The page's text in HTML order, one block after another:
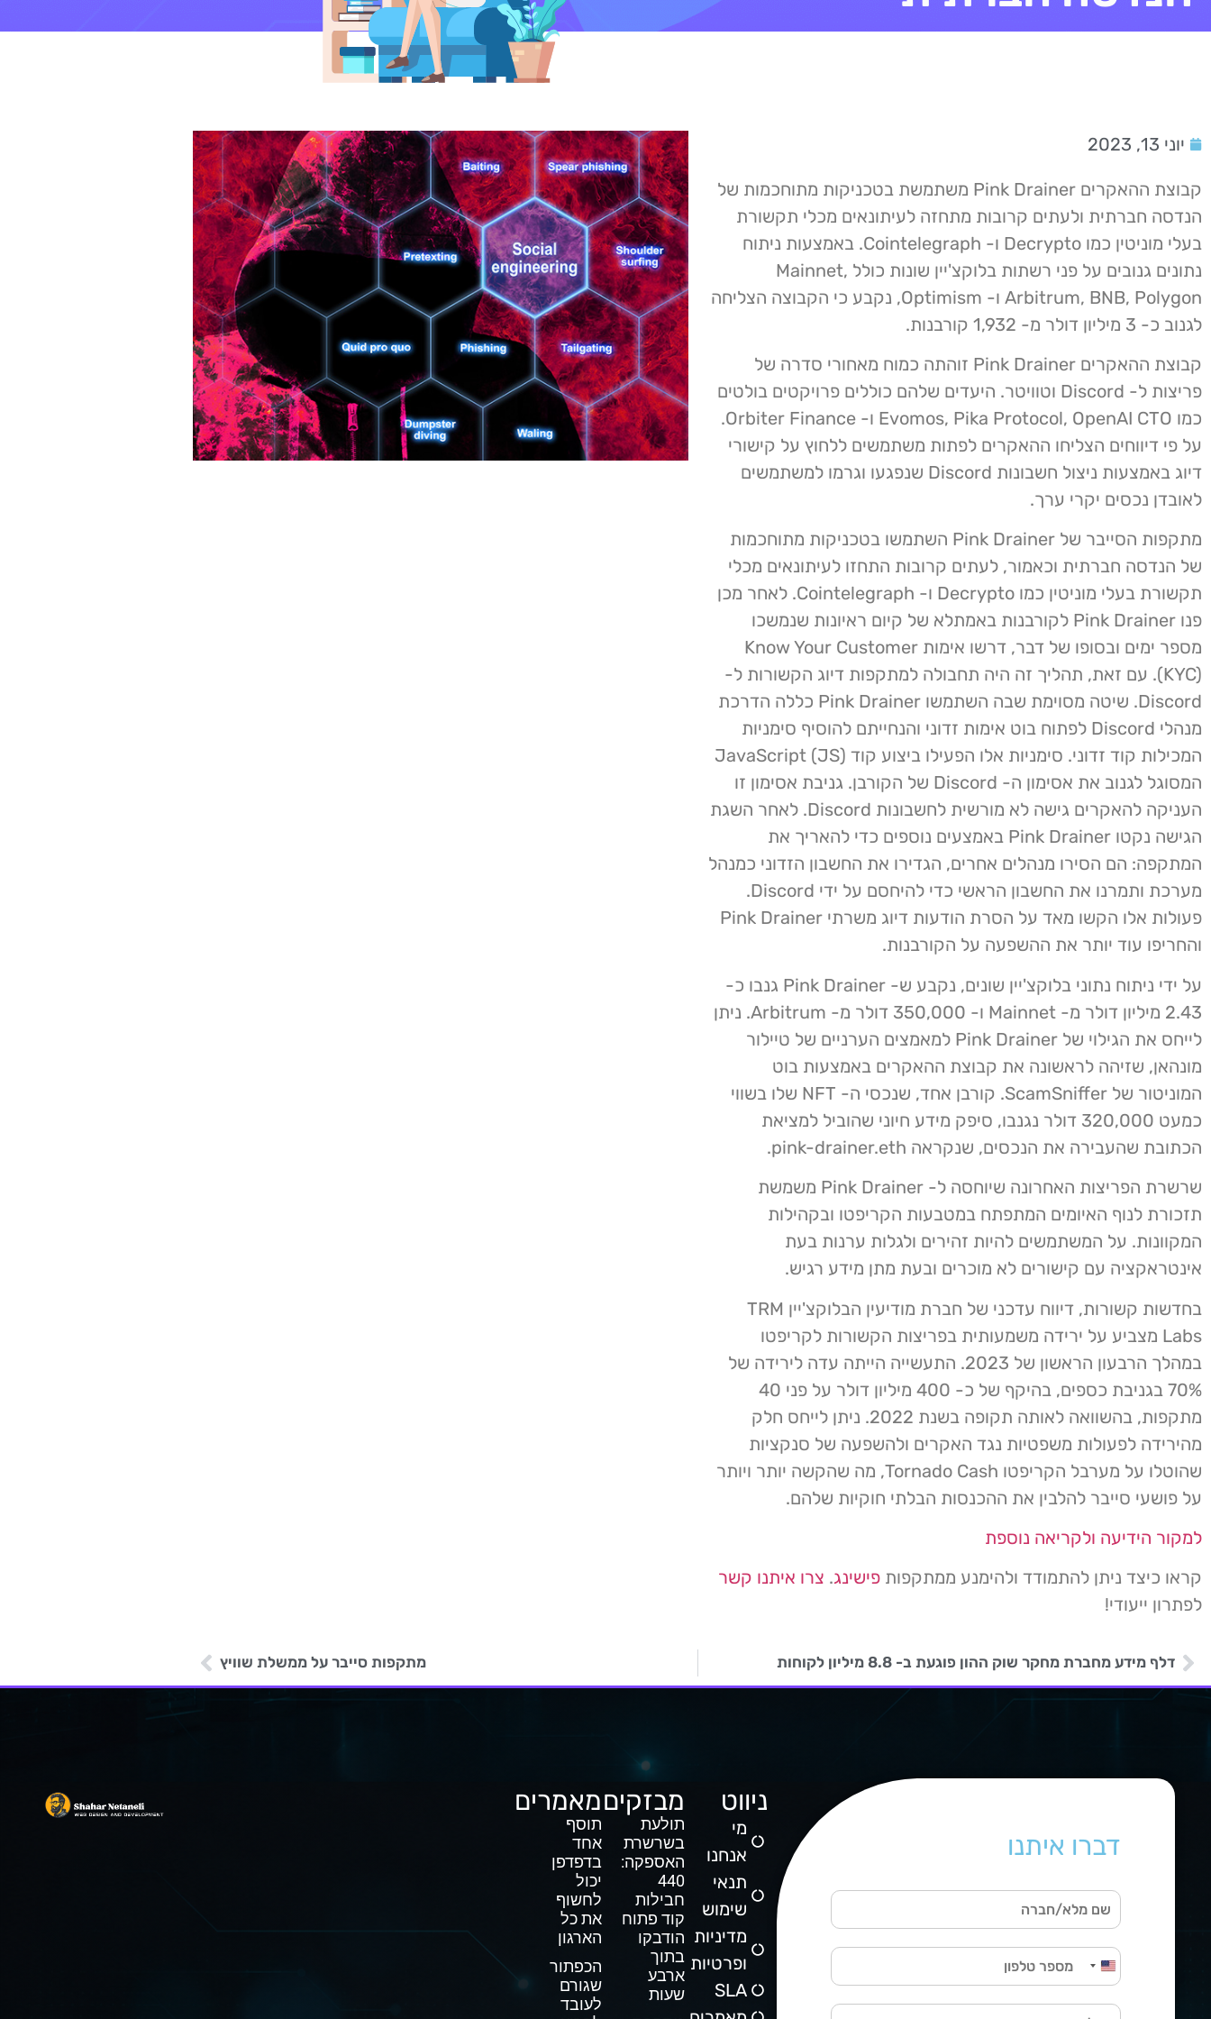
יוני 13, 2023
קבוצת ההאקרים Pink Drainer משתמשת בטכניקות מתוחכמות של
הנדסה חברתית ולעתים קרובות מתחזה לעיתונאים מכלי תקשורת
בעלי מוניטין כמו Decrypto ו- Cointelegraph. באמצעות ניתוח
נתונים גנובים על פני רשתות בלוקצ'יין שונות כולל Mainnet,
Arbitrum, BNB, Polygon ו- Optimism, נקבע כי הקבוצה הצליחה
לגנוב כ- 3 מיליון דולר מ- 1,932 קורבנות.
קבוצת ההאקרים Pink Drainer זוהתה כמוח מאחורי סדרה של
פריצות ל- Discord וטוויטר. היעדים שלהם כוללים פרויקטים בולטים
כמו Evomos, Pika Protocol, OpenAI CTO ו- Orbiter Finance.
על פי דיווחים הצליחו ההאקרים לפתות משתמשים ללחוץ על קישורי
דיוג באמצעות ניצול חשבונות Discord שנפגעו וגרמו למשתמשים
לאובדן נכסים יקרי ערך.
מתקפות הסייבר של Pink Drainer השתמשו בטכניקות מתוחכמות
של הנדסה חברתית וכאמור, לעתים קרובות התחזו לעיתונאים מכלי
תקשורת בעלי מוניטין כמו Decrypto ו- Cointelegraph. לאחר מכן
פנו Pink Drainer לקורבנות באמתלא של קיום ראיונות שנמשכו
מספר ימים ובסופו של דבר, דרשו אימות Know Your Customer
(KYC). עם זאת, תהליך זה היה תחבולה למתקפות דיוג הקשורות ל-
Discord. שיטה מסוימת שבה השתמשו Pink Drainer כללה הדרכת
מנהלי Discord לפתוח בוט אימות זדוני והנחייתם להוסיף סימניות
המכילות קוד זדוני. סימניות אלו הפעילו ביצוע קוד JavaScript (JS)
המסוגל לגנוב את אסימון ה- Discord של הקורבן. גניבת אסימון זו
העניקה להאקרים גישה לא מורשית לחשבונות Discord. לאחר השגת
הגישה נקטו Pink Drainer באמצעים נוספים כדי להאריך את
המתקפה: הם הסירו מנהלים אחרים, הגדירו את החשבון הזדוני כמנהל
מערכת ותמרנו את החשבון הראשי כדי להיחסם על ידי Discord.
פעולות אלו הקשו מאד על הסרת הודעות דיוג משרתי Pink Drainer
והחריפו עוד יותר את ההשפעה על הקורבנות.
על ידי ניתוח נתוני בלוקצ'יין שונים, נקבע ש- Pink Drainer גנבו כ-
2.43 מיליון דולר מ- Mainnet ו- 350,000 דולר מ- Arbitrum. ניתן
לייחס את הגילוי של Pink Drainer למאמצים הערניים של טיילור
מונהאן, שזיהה לראשונה את קבוצת ההאקרים באמצעות בוט
המוניטור של ScamSniffer. קורבן אחד, שנכסי ה- NFT שלו בשווי
כמעט 320,000 דולר נגנבו, סיפק מידע חיוני שהוביל למציאת
הכתובת שהעבירה את הנכסים, שנקראה pink-drainer.eth.
שרשרת הפריצות האחרונה שיוחסה ל- Pink Drainer משמשת
תזכורת לנוף האיומים המתפתח במטבעות הקריפטו ובקהילות
המקוונות. על המשתמשים להיות זהירים ולגלות ערנות בעת
אינטראקציה עם קישורים לא מוכרים ובעת מתן מידע רגיש.
בחדשות קשורות, דיווח עדכני של חברת מודיעין הבלוקצ'יין TRM
Labs מצביע על ירידה משמעותית בפריצות הקשורות לקריפטו
במהלך הרבעון הראשון של 2023. התעשייה הייתה עדה לירידה של
70% בגניבת כספים, בהיקף של כ- 400 מיליון דולר על פני 40
מתקפות, בהשוואה לאותה תקופה בשנת 2022. ניתן לייחס חלק
מהירידה לפעולות משפטיות נגד האקרים ולהשפעה של סנקציות
שהוטלו על מערבל הקריפטו Tornado Cash, מה שהקשה יותר ויותר
על פושעי סייבר להלבין את ההכנסות הבלתי חוקיות שלהם.
למקור הידיעה ולקריאה נוספת
קראו כיצד ניתן להתמודד ולהימנע ממתקפות פישינג. צרו איתנו קשר
לפתרון ייעודי!
דלף מידע מחברת מחקר שוק ההון פוגעת ב- 8.8 מיליון לקוחות מתקפות סייבר על ממשלת שוויץ
דברו איתנו
ש
ם
מ
ל
ט
ל
פ
United States +1
מ
ניווט
מי
אנחנו
תנאי
שימוש
מדיניות
ופרטיות
SLA
מבזקים
תולעת
בשרשרת
האספקה:
440
חבילות
קוד פתוח
הודבקו
בתוך
ארבע
שעות
מאמרים
תוסף
אחד
בדפדפן
יכול
לחשוף
את כל
הארגון
הכפתור
שגורם
לעובד